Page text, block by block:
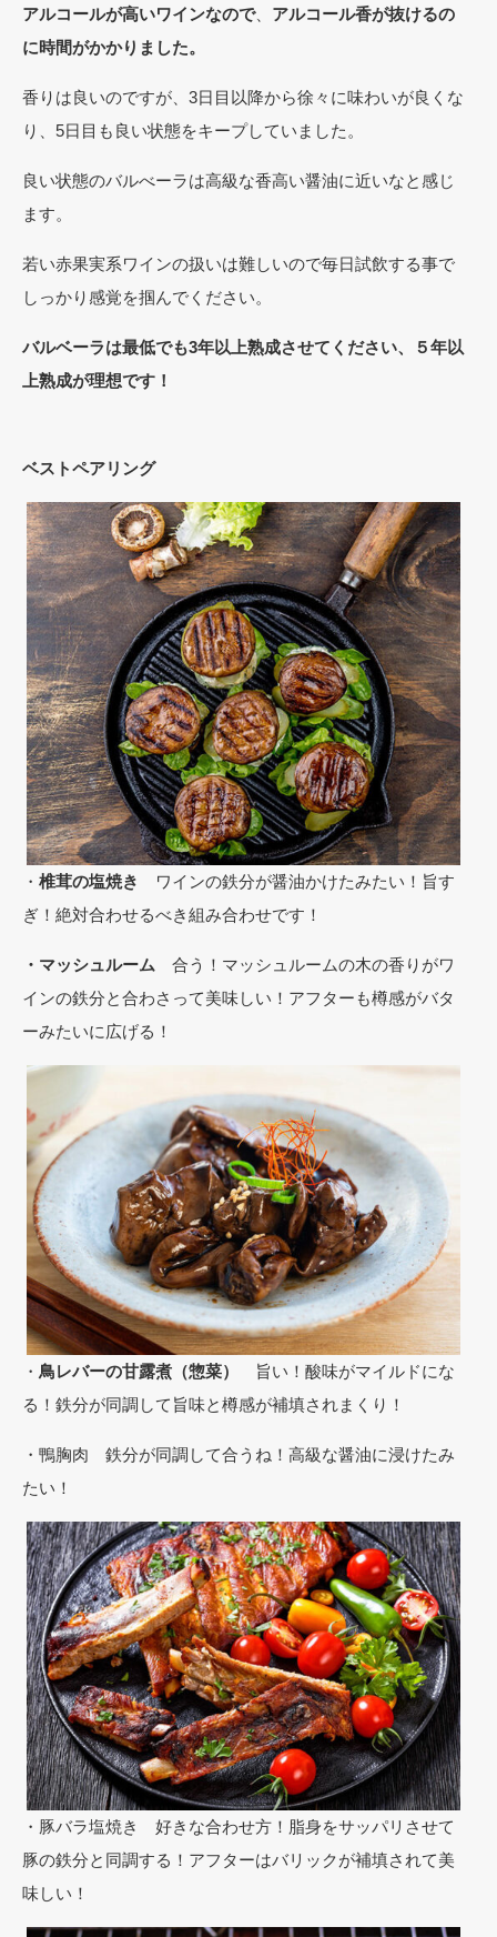
アルコールが高いワインなので、 アルコール香が抜けるの
に時間がかかりました。
香りは良いのですが、3日目以降から徐々に味わいが良くな
り、5日目も良い状態をキープしていました。
良い状態のバルべーラは高級な香高い醤油に近いなと感じ
ます。
若い赤果実系ワインの扱いは難しいので毎日試飲する事で
しっかり感覚を掴んでください。
バルベーラは最低でも3年以上熟成させてください、５年以
上熟成が理想です！
ベストペアリング
・ 椎茸の塩焼き
ワインの鉄分が醤油かけたみたい！旨す
ぎ！絶対合わせるべき組み合わせです！
・マッシュルーム 合う！マッシュルームの木の香りがワ
インの鉄分と合わさって美味しい！アフターも樽感がバタ
ーみたいに広げる！
・ 鳥レバーの甘露煮（惣菜）
旨い！酸味がマイルドにな
る！鉄分が同調して旨味と樽感が補填されまくり！
・鴨胸肉 鉄分が同調して合うね！高級な醤油に浸けたみ
たい！
・豚バラ塩焼き 好きな合わせ方！脂身をサッパリさせて
豚の鉄分と同調する！アフターはバリックが補填されて美
味しい！